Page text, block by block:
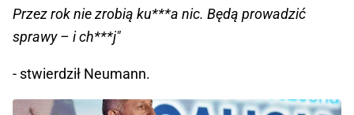
Przez rok nie zrobią ku***a nic. Będą prowadzić
sprawy – i ch***j"
- stwierdził Neumann.